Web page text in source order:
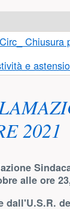
e
2021
alle ore
dall'U.S.R.